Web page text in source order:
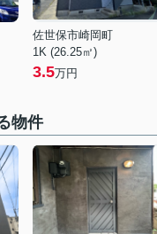
佐世保市崎岡町
1K (26.25㎡)
3.5万円
物件